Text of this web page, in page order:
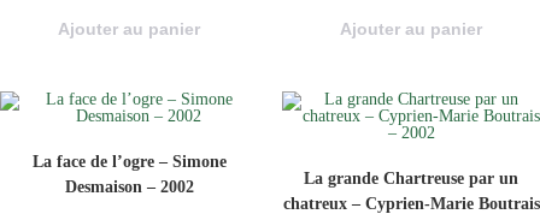
Ajouter au panier Ajouter au panier
La face de l’ogre – Simone
Desmaison – 2002
La grande Chartreuse par un
chatreux – Cyprien-Marie Boutrais